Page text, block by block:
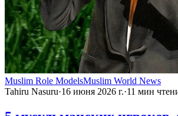
Muslim Role ModelsMuslim World News
Tahiru Nasuru·16 июня 2026 г.·11 мин